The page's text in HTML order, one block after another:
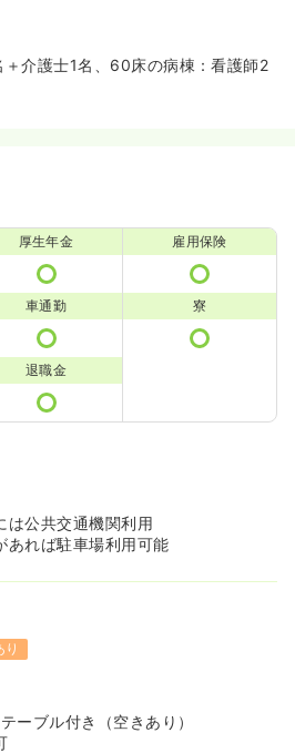
介護士1名、60床の病棟：看護師2
厚生年金 雇用保険
車通勤 寮
退職金
は公共交通機関利用
あれば駐車場利用可能
ーブル付き（空きあり）